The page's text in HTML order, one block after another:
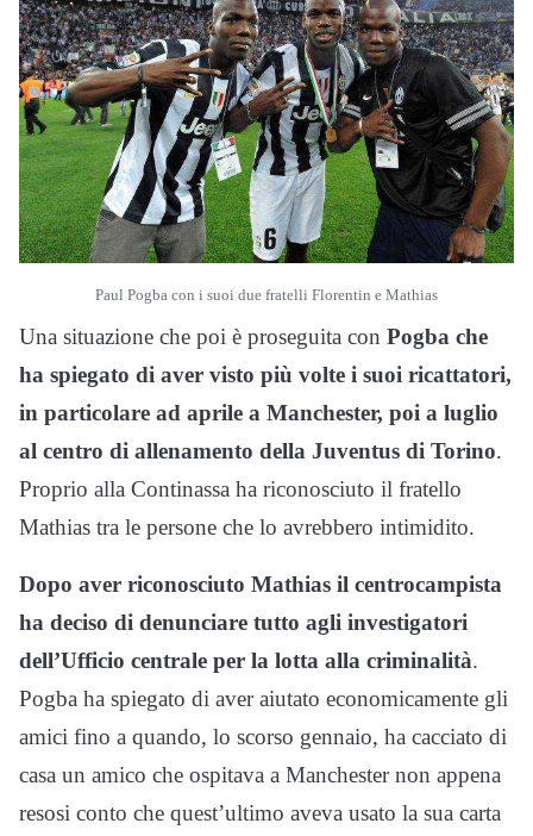
Paul Pogba con i suoi due fratelli Florentin e Mathias
Una situazione che poi è proseguita con Pogba che
ha spiegato di aver visto più volte i suoi ricattatori,
in particolare ad aprile a Manchester, poi a luglio
al centro di allenamento della Juventus di Torino.
Proprio alla Continassa ha riconosciuto il fratello
Mathias tra le persone che lo avrebbero intimidito.
Dopo aver riconosciuto Mathias il centrocampista
ha deciso di denunciare tutto agli investigatori
dell’Ufficio centrale per la lotta alla criminalità.
Pogba ha spiegato di aver aiutato economicamente gli
amici fino a quando, lo scorso gennaio, ha cacciato di
casa un amico che ospitava a Manchester non appena
resosi conto che quest’ultimo aveva usato la sua carta